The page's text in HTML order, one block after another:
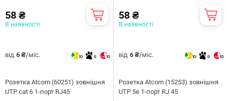
58 ₴
В наявності
від 6 ₴/міс. 10 6 10
Розетка Atcom (60251) зовнішня
UTP сat 6 1-порт RJ45
58 ₴
В наявності
від 6 ₴/міс. 10 6 10
Розетка Atcom (15253) зовнішня
UTP 5e 1-порт RJ 45